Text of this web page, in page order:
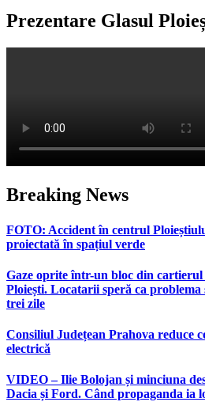
Prezentare Glasul
Breaking News
FOTO: Accident în centrul
proiectată în spațiul verde
Gaze oprite într-un bloc din
Ploiești. Locatarii speră ca
trei zile
Consiliul Județean Prahova reduce
electrică
VIDEO – Ilie Bolojan și minciuna
Dacia și Ford. Când propaganda ia